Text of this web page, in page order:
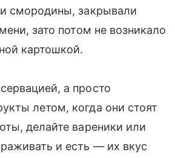
смородины, закрывали
зато потом не возникало
картошкой.
а просто
летом, когда они стоят
делайте вареники или
и есть — их вкус